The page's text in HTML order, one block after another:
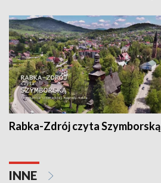
Rabka-Zdrój czyta Szymborską
INNE